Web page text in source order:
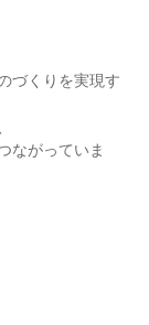
づくりを実現す
ながっていま